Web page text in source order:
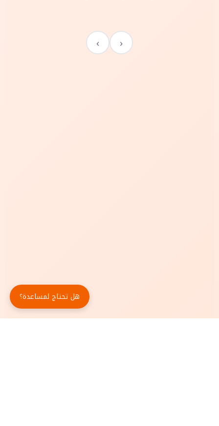
‹
›
هل تحتاج لمساعدة؟